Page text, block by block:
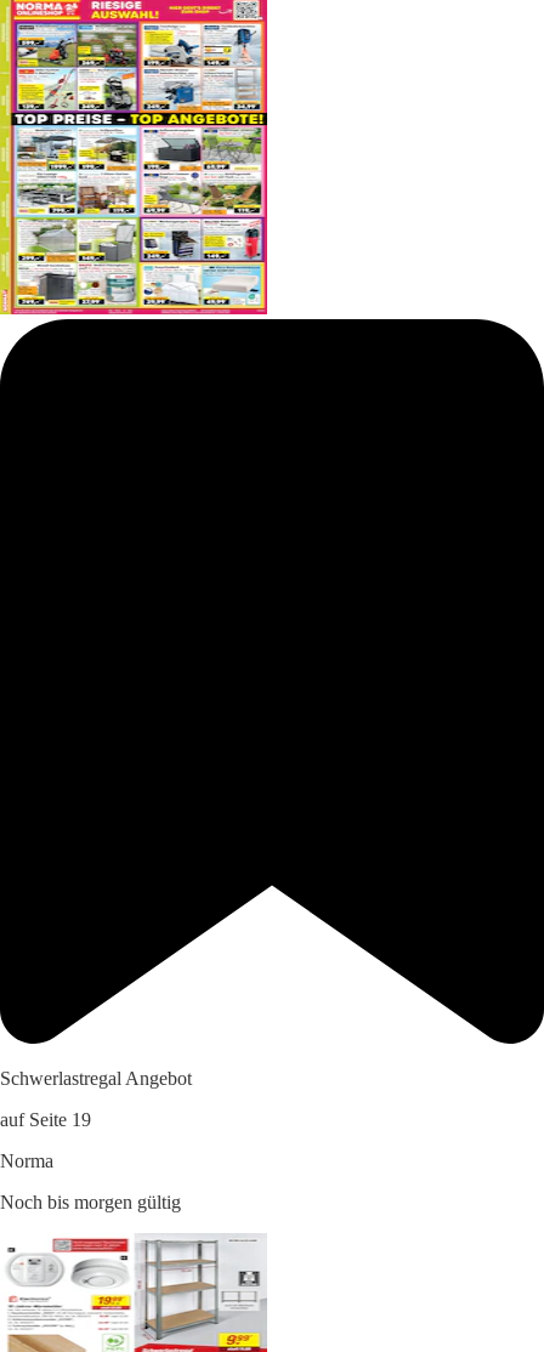
Schwerlastregal Angebot
auf Seite 19
Norma
Noch bis morgen gültig